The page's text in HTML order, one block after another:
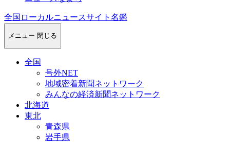
全国ローカルニュースサイト名鑑
メニュー 閉じる
全国
号外NET
地域密着新聞ネットワーク
みんなの経済新聞ネットワーク
北海道
東北
青森県
岩手県